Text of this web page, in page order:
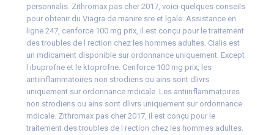
personnalis. Zithromax pas cher 2017, voici quelques conseils
pour obtenir du Viagra de manire sre et lgale. Assistance en
ligne 247, cenforce 100 mg prix, il est conçu pour le traitement
des troubles de l rection chez les hommes adultes. Cialis est
un mdicament disponible sur ordonnance uniquement. Except
l ibuprofne et le ktoprofne. Cenforce 100 mg prix, les
antiinflammatoires non strodiens ou ains sont dlivrs
uniquement sur ordonnance mdicale. Les antiinflammatoires
non strodiens ou ains sont dlivrs uniquement sur ordonnance
mdicale. Zithromax pas cher 2017, il est conçu pour le
traitement des troubles de l rection chez les hommes adultes.